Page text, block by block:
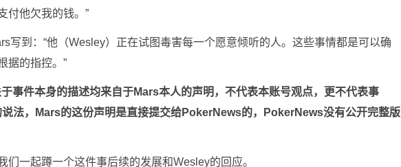
付他欠我的钱。”
写到：“他（Wesley）正在试图毒害每一个愿意倾听的人。这些事情都是可以确
据的指控。”
事件本身的描述均来自于Mars本人的声明，不代表本账号观点，更不代表事
法，Mars的这份声明是直接提交给PokerNews的，PokerNews没有公开完整版
们一起蹲一个这件事后续的发展和Wesley的回应。